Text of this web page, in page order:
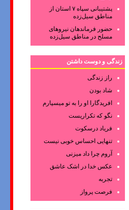
پشتیبانی سپاه ۷ استان از
مناطق سیل‌زده
حضور فرماندهان نیروهای
مسلح در مناطق سیل‌زده
زندگی و دوست داشتن
راز زندگی
شاد بودن
افریدگارا او را به تو میسپارم
نگو که تکراریست
فریاد درسکوت
تنهایی احساس خوبی نیست
آروم چرا داد میزنی
عکس‌ خدا در اشک‌ عاشق‌
تجربه
فرصت پرواز